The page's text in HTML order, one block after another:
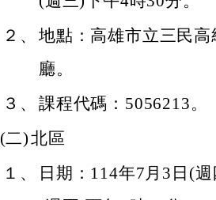
２、 地點：高雄市立三民
廳。
３、 課程代碼：5056213。
(二)北區
１、
日期：114年7月3日(